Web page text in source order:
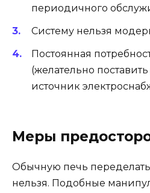
периодичного
Систему нельзя
Постоянная
(желательно
источник
Меры
Обычную печь переделать
нельзя. Подобные